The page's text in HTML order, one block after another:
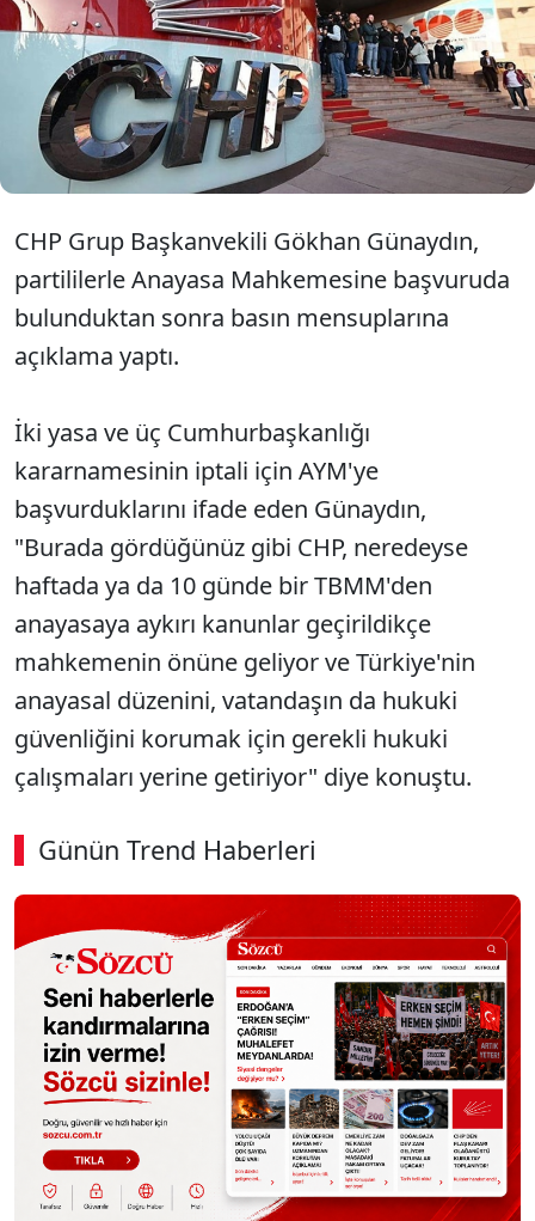
Dahiliye Memurları Kanunu ve 375 sayılı Bazı
Kanunlar ile Kanun Hükmünde Kararnamede
Değişiklik Yapılmasına Dair Kanun hakkında
yürürlüğü durdurma ve iptal istemiyle Anayasa
Mahkemesine (AYM) başvurdu.
CHP Grup Başkanvekili Gökhan Günaydın,
partililerle Anayasa Mahkemesine başvuruda
bulunduktan sonra basın mensuplarına
açıklama yaptı.
İki yasa ve üç Cumhurbaşkanlığı
kararnamesinin iptali için AYM'ye
başvurduklarını ifade eden Günaydın,
"Burada gördüğünüz gibi CHP, neredeyse
haftada ya da 10 günde bir TBMM'den
anayasaya aykırı kanunlar geçirildikçe
mahkemenin önüne geliyor ve Türkiye'nin
anayasal düzenini, vatandaşın da hukuki
güvenliğini korumak için gerekli hukuki
çalışmaları yerine getiriyor" diye konuştu.
Günün Trend Haberleri